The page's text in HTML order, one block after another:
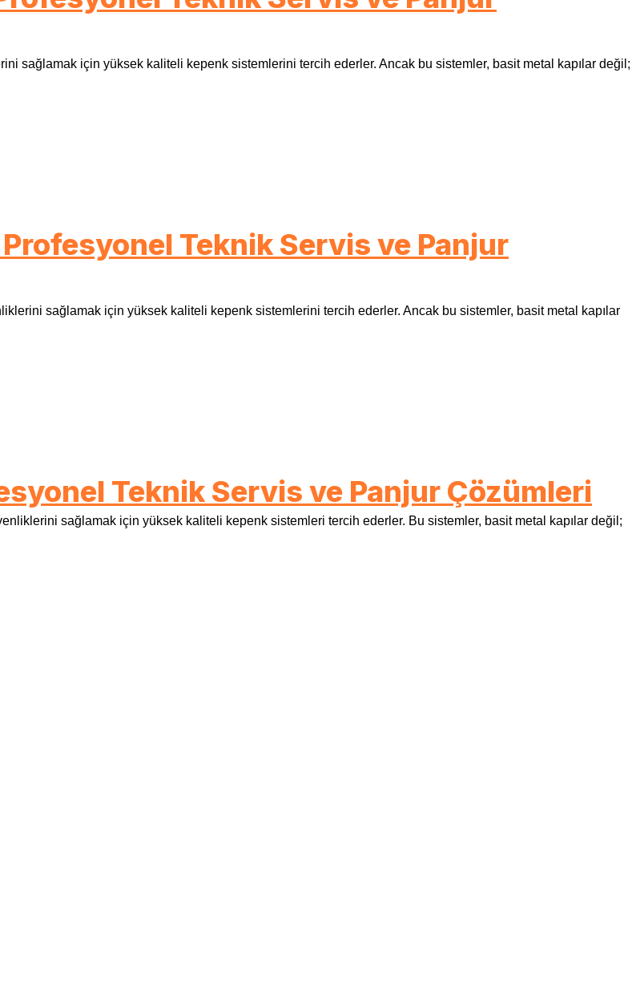
sağlamak için yüksek kaliteli kepenk sistemlerini tercih ederler. Ancak bu sistemler, basit metal kapılar değil;
Teknik Servis ve Panjur
sağlamak için yüksek kaliteli kepenk sistemlerini tercih ederler. Ancak bu sistemler, basit metal kapılar
Teknik Servis ve Panjur Çözümleri
sağlamak için yüksek kaliteli kepenk sistemleri tercih ederler. Bu sistemler, basit metal kapılar değil;